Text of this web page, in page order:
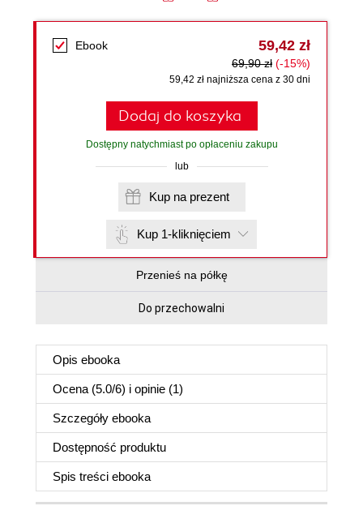
Ebook 59,42 zł
69,90 zł (-15%)
59,42 zł najniższa cena z 30 dni
Dodaj do koszyka
Dostępny natychmiast po opłaceniu zakupu
lub
Kup na prezent
Kup 1-kliknięciem
Przenieś na półkę
Do przechowalni
Opis ebooka
Ocena (5.0/6) i opinie (1)
Szczegóły ebooka
Dostępność produktu
Spis treści ebooka